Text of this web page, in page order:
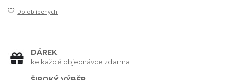
Do oblíbených
DÁREK
ke každé objednávce zdarma